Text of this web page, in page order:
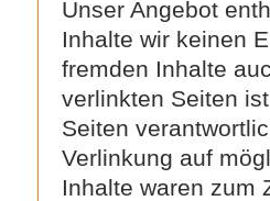
Unser Angebot
Inhalte wir keinen
fremden Inhalte
verlinkten Seiten
Seiten
Verlinkung auf
Inhalte waren zum